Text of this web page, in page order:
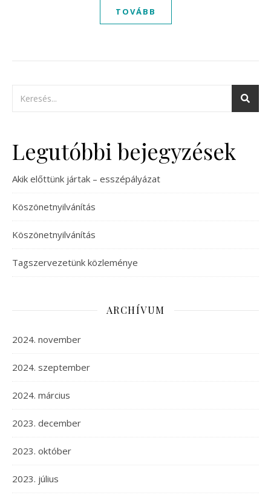
TOVÁBB
Legutóbbi bejegyzések
Akik előttünk jártak – esszépályázat
Köszönetnyilvánítás
Köszönetnyilvánítás
Tagszervezetünk közleménye
ARCHÍVUM
2024. november
2024. szeptember
2024. március
2023. december
2023. október
2023. július